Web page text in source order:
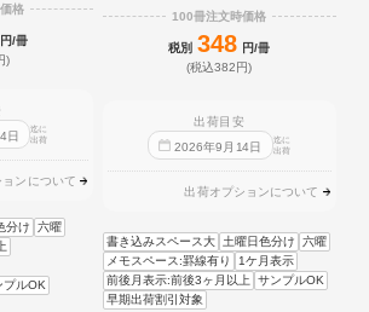
格
円/冊
)
日
迄に
出荷
ンについて
分け
六曜
プルOK
100冊注文時価格
税別 348 円/冊
(税込382円)
出荷目安
2026年9 月 14日
迄に
出荷
出荷オプションについて
書き込みスペース大 土曜日色分け
六曜
メモスペース:罫線有り
1ケ月表示
前後月表示:前後3ヶ月以上 サンプルOK
早期出荷割引対象